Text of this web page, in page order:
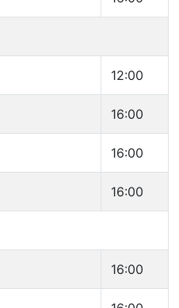
12:00
16:00
16:00
16:00
16:00